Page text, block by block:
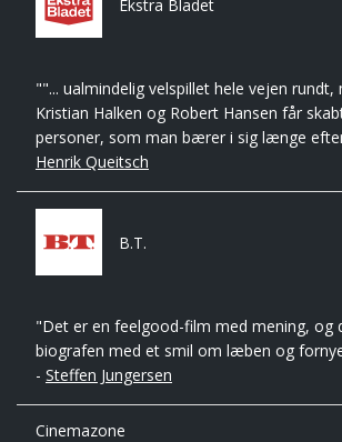
Ekstra Bladet
""... ualmindelig velspillet hele vejen
Kristian Halken og Robert Hansen får
personer, som man bærer i sig længe
Henrik Queitsch
B.T.
"Det er en feelgood-film med mening, og
biografen med et smil om læben og
- Steffen Jungersen
Cinemazone